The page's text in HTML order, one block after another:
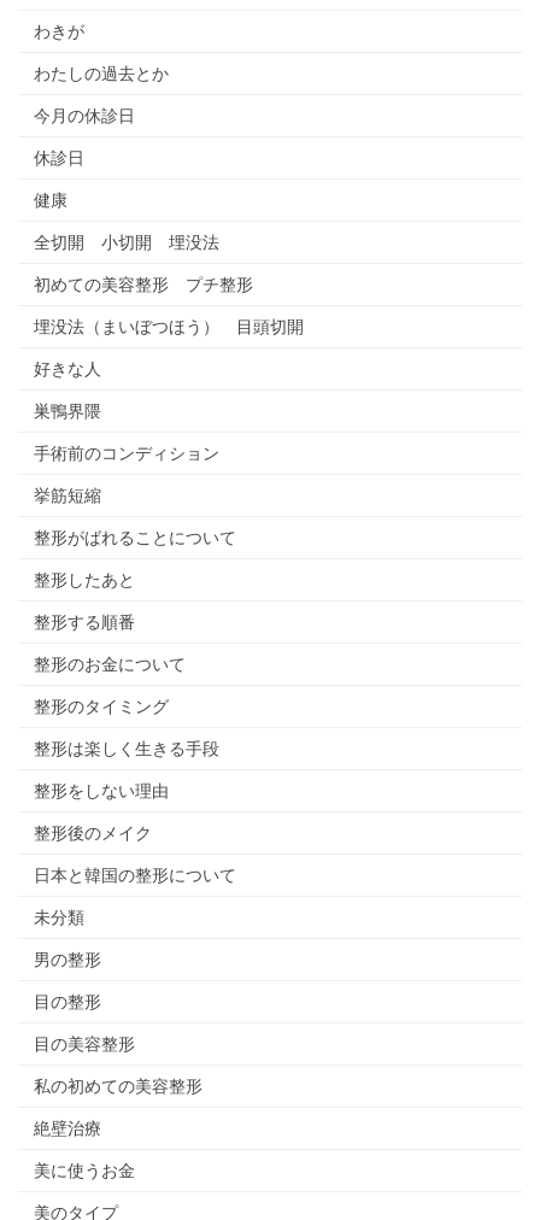
わきが
わたしの過去とか
今月の休診日
休診日
健康
全切開 小切開 埋没法
初めての美容整形 プチ整形
埋没法（まいぼつほう） 目頭切開
好きな人
巣鴨界隈
手術前のコンディション
挙筋短縮
整形がばれることについて
整形したあと
整形する順番
整形のお金について
整形のタイミング
整形は楽しく生きる手段
整形をしない理由
整形後のメイク
日本と韓国の整形について
未分類
男の整形
目の整形
目の美容整形
私の初めての美容整形
絶壁治療
美に使うお金
美のタイプ